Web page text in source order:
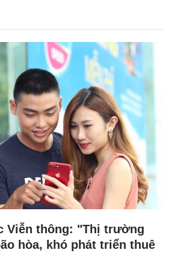
Viễn thông: "Thị trường
hòa, khó phát triển thuê